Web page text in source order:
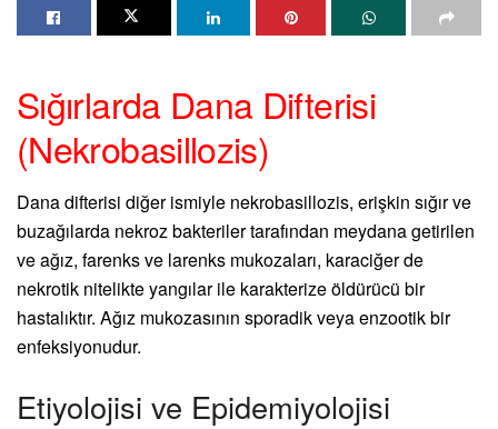
Sığırlarda Dana Difterisi
(Nekrobasillozis)
Dana difterisi diğer ismiyle nekrobasillozis, erişkin sığır ve
buzağılarda nekroz bakteriler tarafından meydana getirilen
ve ağız, farenks ve larenks mukozaları, karaciğer de
nekrotik nitelikte yangılar ile karakterize öldürücü bir
hastalıktır. Ağız mukozasının sporadik veya enzootik bir
enfeksiyonudur.
Etiyolojisi ve Epidemiyolojisi